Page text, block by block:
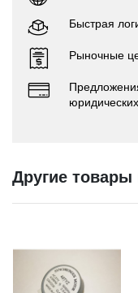
Быстрая
Рыночные
Другие товары